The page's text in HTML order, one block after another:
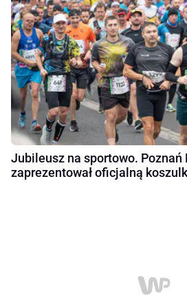
Jubileusz na sportowo. Poznań
zaprezentował oficjalną